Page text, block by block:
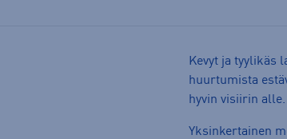
Kevyt ja tyylikäs
huurtumista
hyvin visiirin alle.
Yksinkertainen